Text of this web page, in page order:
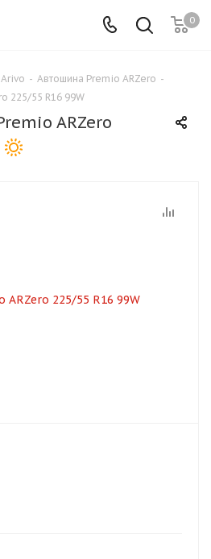
0
- Автошина Premio ARZero -
225/55 R16 99W
ARZero
только